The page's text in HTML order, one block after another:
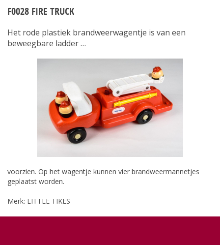
F0028 FIRE TRUCK
Het rode plastiek brandweerwagentje is van een
beweegbare ladder …
voorzien. Op het wagentje kunnen vier brandweermannetjes
geplaatst worden.
Merk: LITTLE TIKES